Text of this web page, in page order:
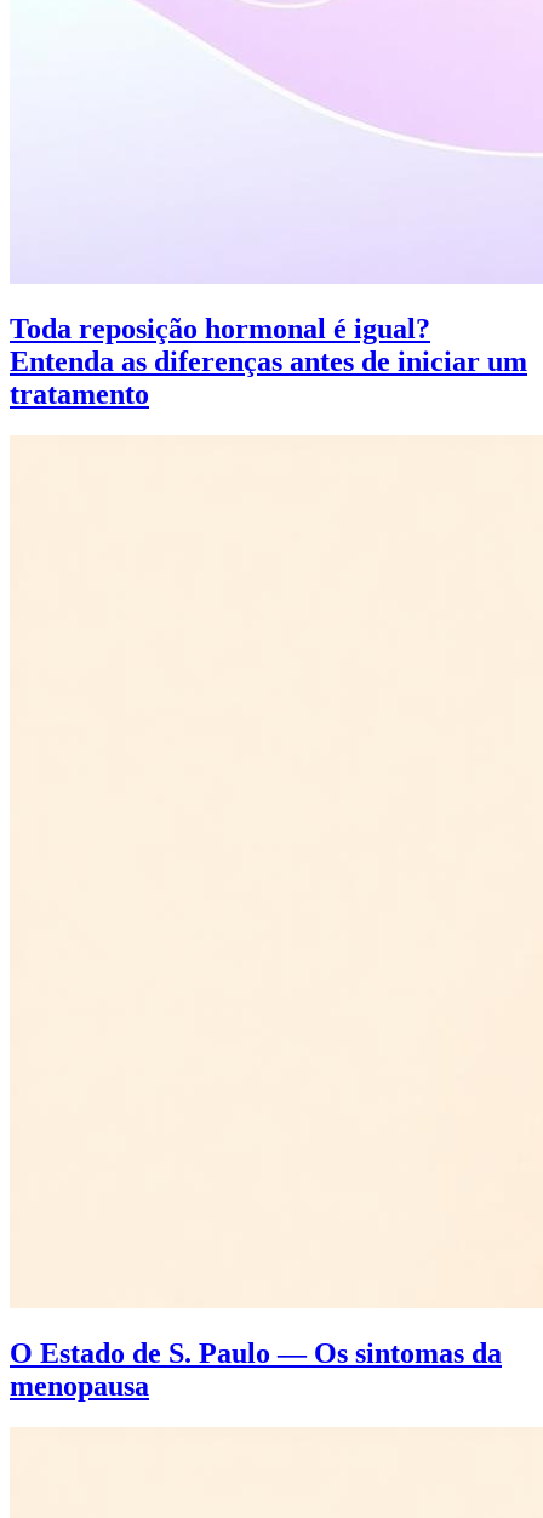
Toda reposição hormonal é igual?
Entenda as diferenças antes de iniciar um
tratamento
O Estado de S. Paulo — Os sintomas da
menopausa